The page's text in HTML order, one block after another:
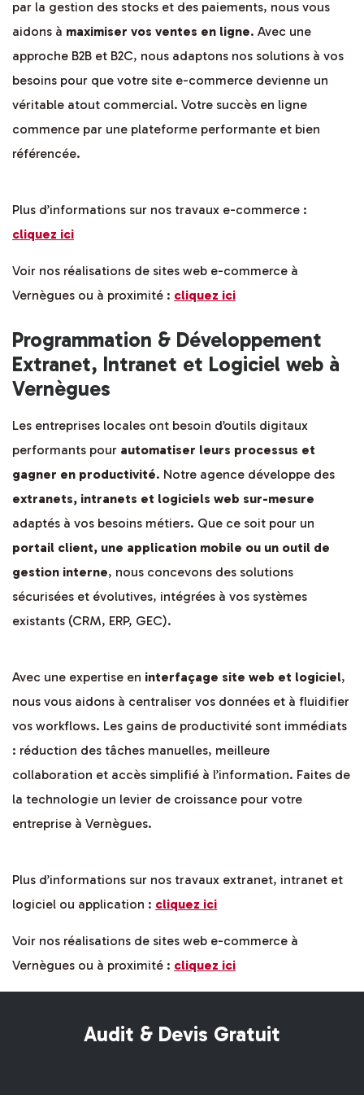
par la gestion des stocks et des paiements, nous vous
aidons à maximiser vos ventes en ligne. Avec une
approche B2B et B2C, nous adaptons nos solutions à vos
besoins pour que votre site e-commerce devienne un
véritable atout commercial. Votre succès en ligne
commence par une plateforme performante et bien
référencée.
Plus d’informations sur nos travaux e-commerce :
cliquez ici
Voir nos réalisations de sites web e-commerce à
Vernègues ou à proximité : cliquez ici
Programmation & Développement
Extranet, Intranet et Logiciel web à
Vernègues
Les entreprises locales ont besoin d’outils digitaux
performants pour automatiser leurs processus et
gagner en productivité. Notre agence développe des
extranets, intranets et logiciels web sur-mesure
adaptés à vos besoins métiers. Que ce soit pour un
portail client, une application mobile ou un outil de
gestion interne, nous concevons des solutions
sécurisées et évolutives, intégrées à vos systèmes
existants (CRM, ERP, GEC).
Avec une expertise en interfaçage site web et logiciel,
nous vous aidons à centraliser vos données et à fluidifier
vos workflows. Les gains de productivité sont immédiats
: réduction des tâches manuelles, meilleure
collaboration et accès simplifié à l’information. Faites de
la technologie un levier de croissance pour votre
entreprise à Vernègues.
Plus d’informations sur nos travaux extranet, intranet et
logiciel ou application : cliquez ici
Voir nos réalisations de sites web e-commerce à
Vernègues ou à proximité : cliquez ici
Audit & Devis Gratuit